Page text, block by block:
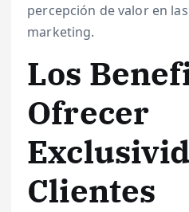
percepción de valor en
marketing.
Los
Ofrecer
Clientes